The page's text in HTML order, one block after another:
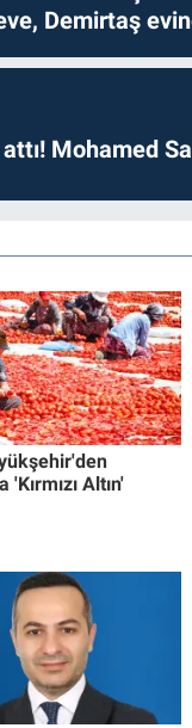
Demirtaş
Mohamed
'Kırmızı Altın'